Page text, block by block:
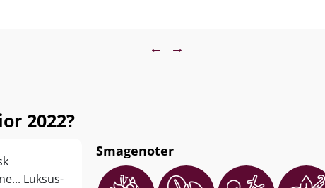
← →
2022?
Luksus-
Smagenoter